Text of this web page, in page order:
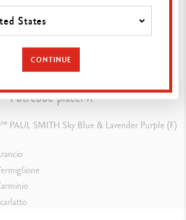
STRUMENTO DI SCRITTURA
Portamine
CORPO DELLA PENNA
e aspetto satinato micropallinato
Scatola con 10 portamine
Confezione in cartone
5 × 3,15 × 14,3 cm
AGGIUNGI AL CARRELLO
Potrebbe piacervi
PAUL SMITH Sky Blue & Lavender Purple (F)
States
CONTINUE